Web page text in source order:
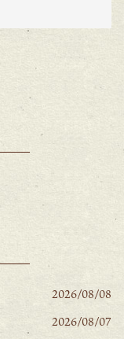
2026/08/08
2026/08/07